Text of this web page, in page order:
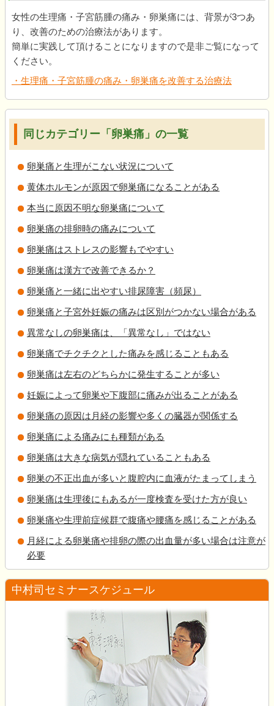
女性の生理痛・子宮筋腫の痛み・卵巣痛には、背景が3つあ
り、改善のための治療法があります。
簡単に実践して頂けることになりますので是非ご覧になって
ください。
・生理痛・子宮筋腫の痛み・卵巣痛を改善する治療法
同じカテゴリー「卵巣痛」の一覧
卵巣痛と生理がこない状況について
黄体ホルモンが原因で卵巣痛になることがある
本当に原因不明な卵巣痛について
卵巣痛の排卵時の痛みについて
卵巣痛はストレスの影響もでやすい
卵巣痛は漢方で改善できるか？
卵巣痛と一緒に出やすい排尿障害（頻尿）
卵巣痛と子宮外妊娠の痛みは区別がつかない場合がある
異常なしの卵巣痛は、「異常なし」ではない
卵巣痛でチクチクとした痛みを感じることもある
卵巣痛は左右のどちらかに発生することが多い
妊娠によって卵巣や下腹部に痛みが出ることがある
卵巣痛の原因は月経の影響や多くの臓器が関係する
卵巣痛による痛みにも種類がある
卵巣痛は大きな病気が隠れていることもある
卵巣の不正出血が多いと腹腔内に血液がたまってしまう
卵巣痛は生理後にもあるが一度検査を受けた方が良い
卵巣痛や生理前症候群で腹痛や腰痛を感じることがある
月経による卵巣痛や排卵の際の出血量が多い場合は注意が
必要
中村司セミナースケジュール